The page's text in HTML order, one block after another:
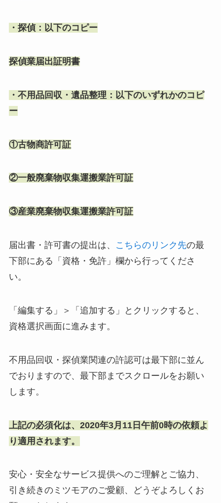
・探偵：以下のコピー
探偵業届出証明書
・不用品回収・遺品整理：以下のいずれかのコピ
ー
①古物商許可証
②一般廃棄物収集運搬業許可証
③産業廃棄物収集運搬業許可証
届出書・許可書の提出は、 こちらのリンク先の最
下部にある「 資格・免許」欄から行ってくださ
い。
「編集する」＞「追加する」とクリックすると、
資格選択画面に進みます。
不用品回収・探偵業関連の許認可は最下部に並ん
でおりますので、 最下部までスクロールをお願い
します。
上記の必須化は、 2020年3月11日午前0時の依頼よ
り適用されます。
安心・安全なサービス提供へのご理解とご協力、
引き続きのミツモアのご愛顧、
どうぞよろしくお